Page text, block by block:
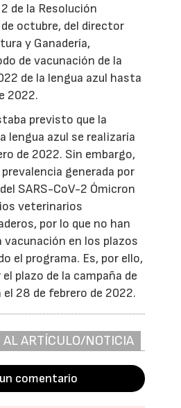
de la Resolución
octubre, del director
y Ganadería,
de vacunación de la
de la lengua azul hasta
2022.
previsto que la
lengua azul se realizaría
de 2022. Sin embargo,
generada por
SARS-CoV-2 Ómicron
veterinarios
por lo que no han
vacunación en los plazos
el programa. Es, por ello,
plazo de la campaña de
28 de febrero de 2022.
AL ARTÍCULO/NOTICIA
comentario